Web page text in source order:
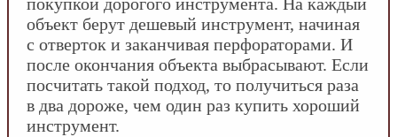
объект берут дешевый инструмент, начиная
с отверток и заканчивая перфораторами. И
после окончания объекта выбрасывают. Если
посчитать такой подход, то получиться раза
в два дороже, чем один раз купить хороший
инструмент.